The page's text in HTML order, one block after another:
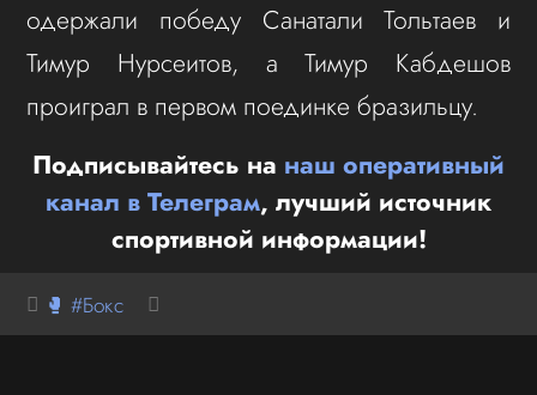
одержали победу Санатали Тольтаев и
Тимур Нурсеитов, а Тимур Кабдешов
проиграл в первом поединке бразильцу.
Подписывайтесь на наш оперативный
канал в Телеграм, лучший источник
спортивной информации!
🥊 #Бокс